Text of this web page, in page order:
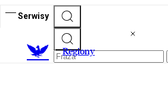
Serwisy
Regiony